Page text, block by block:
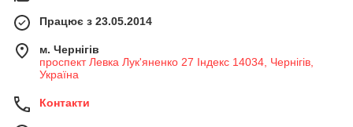
Працює з 23.05.2014
м. Чернігів
проспект Левка Лук'яненко 27 Індекс 14034, Чернігів,
Україна
Контакти